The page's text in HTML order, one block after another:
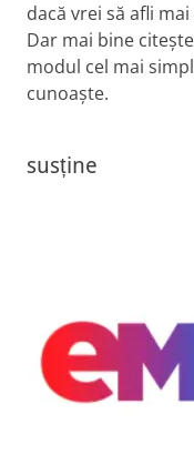
dacă vrei să afli
Dar mai bine
modul cel mai
cunoaște.
susține